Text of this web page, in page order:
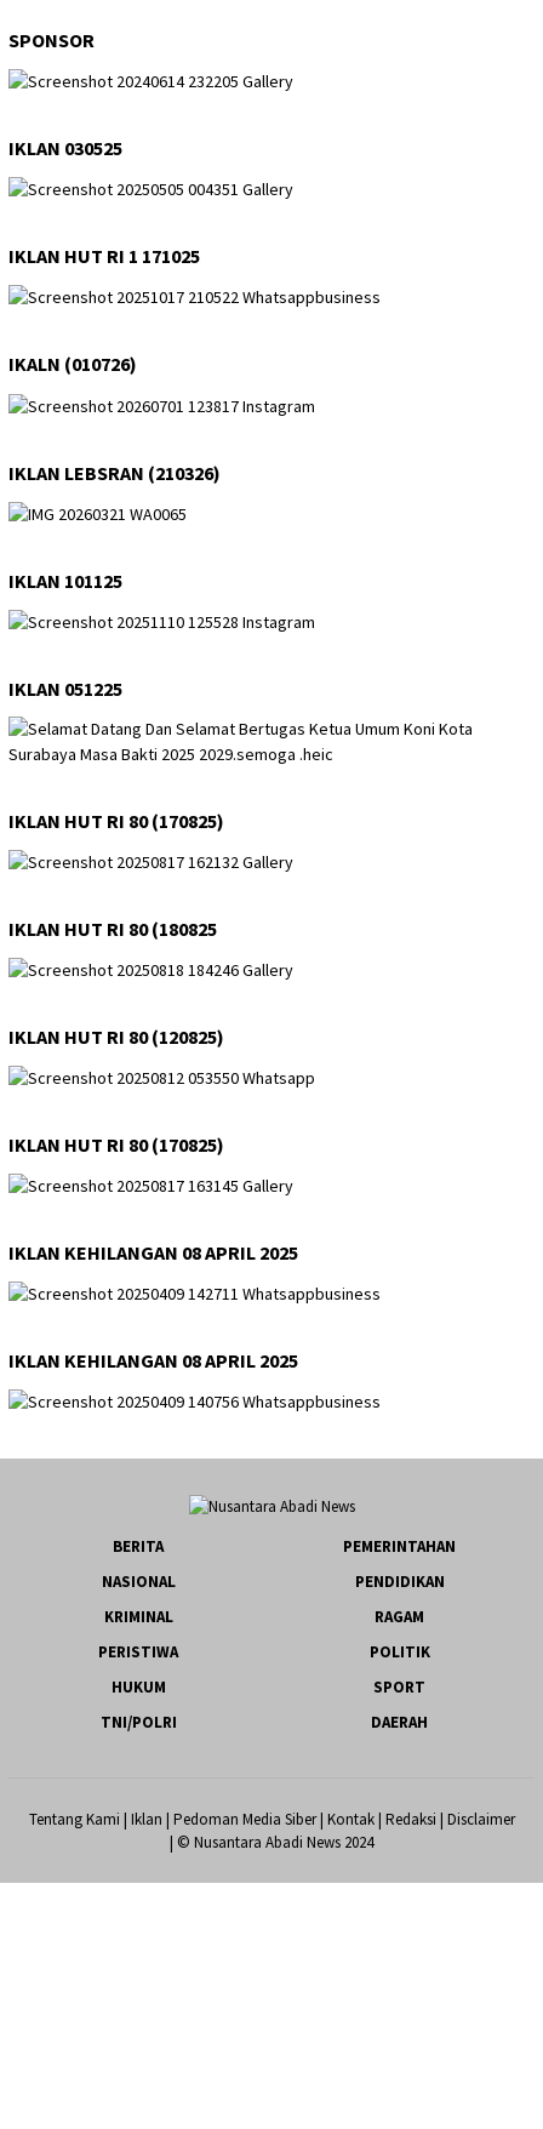
SPONSOR
IKLAN 030525
IKLAN HUT RI 1 171025
IKALN (010726)
IKLAN LEBSRAN (210326)
IKLAN 101125
IKLAN 051225
IKLAN HUT RI 80 (170825)
IKLAN HUT RI 80 (180825
IKLAN HUT RI 80 (120825)
IKLAN HUT RI 80 (170825)
IKLAN KEHILANGAN 08 APRIL 2025
IKLAN KEHILANGAN 08 APRIL 2025
BERITA
PEMERINTAHAN
NASIONAL
PENDIDIKAN
KRIMINAL
RAGAM
PERISTIWA
POLITIK
HUKUM
SPORT
TNI/POLRI
DAERAH
Tentang Kami | Iklan | Pedoman Media Siber| Kontak| Redaksi | Disclaimer
| © Nusantara Abadi News 2024